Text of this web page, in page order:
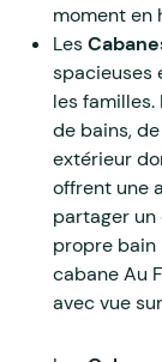
moment en
Les
spacieuses
les familles.
de bains,
extérieur
offrent une
partager un
propre
cabane Au
avec vue